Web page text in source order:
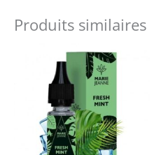
Produits similaires
Ce
variations.
Les
options